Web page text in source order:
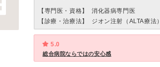
【専門医・資格】
消化器病専門医
【診療・治療法】
ジオン注射（ALTA療法）
5.0
総合病院ならではの安心感